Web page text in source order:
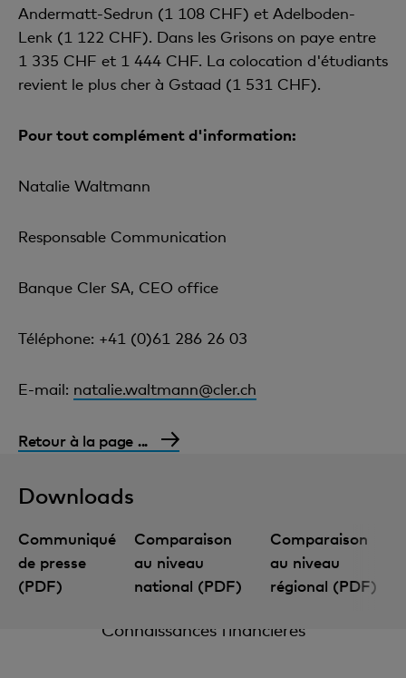
Andermatt-Sedrun (1 108 CHF) et Adelboden-
Lenk (1 122 CHF). Dans les Grisons on paye entre
1 335 CHF et 1 444 CHF. La colocation d'étudiants
revient le plus cher à Gstaad (1 531 CHF).
Pour tout complément d'information:
Natalie Waltmann
Responsable Communication
Banque Cler SA, CEO office
Téléphone: +41 (0)61 286 26 03
E-mail: natalie.waltmann@cler.ch
Retour à la page ...
Downloads
Communiqué
de presse
(PDF)
Comparaison
au niveau
national (PDF)
Comparaison
au niveau
régional (PDF)
Connaissances financières